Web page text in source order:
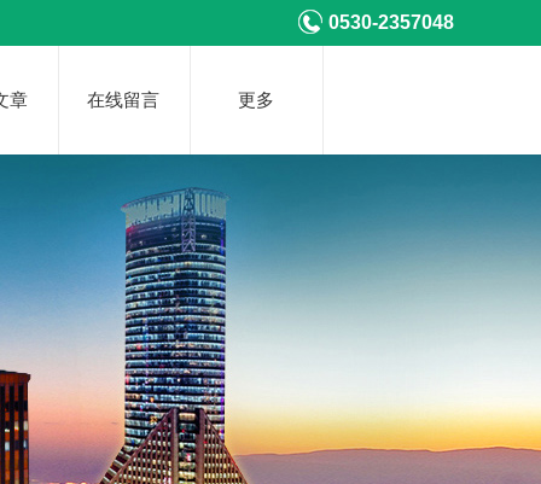
0530-2357048
章 在线留言 更多